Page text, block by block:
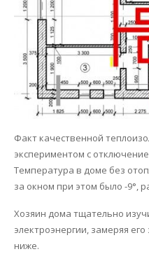
Факт качественной
экспериментом с
Температура в доме без
за окном при этом было -9°,
Хозяин дома тщательно
электроэнергии, замеряя
ниже.